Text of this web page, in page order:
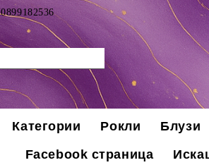
0899182536
Категории Рокли
Блузи
Facebook страница